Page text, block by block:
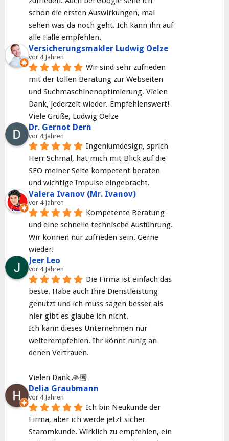
schon die ersten Auswirkungen, mal
sehen was da noch geht. Ich kann ihn auf
alle Fälle empfehlen.
Versicherungsmakler Ludwig Oelze
vor 4 Jahren
Wir sind sehr zufrieden
mit der tollen Beratung zur Webseiten
und Suchmaschinenoptimierung. Vielen
Dank, jederzeit wieder. Empfehlenswert!
Viele Grüße, Ludwig Oelze
Dr. Gernot Dern
vor 4 Jahren
Ingeniumdesign, sprich
Herr Schmal, hat mich mit Blick auf die
SEO meiner Seite kompetent beraten
und wichtige Impulse eingebracht.
Valera Ivanov (Mr. Ivanov)
vor 4 Jahren
Kompetente Beratung
und eine schnelle technische Ausführung.
Wir können nur zufrieden sein. Gerne
wieder!
Jeer Leo
vor 4 Jahren
Die Firma ist einfach das
beste. Habe auch Ihre Dienstleistung
genutzt und ich muss sagen besser als
hier gibt es glaube ich nicht.
Ich kann dieses Unternehmen nur
weiterempfehlen. Ihr könnt ruhig an
denen Vertrauen.
Vielen Dank 🙏🏽
Delia Graubmann
vor 4 Jahren
Ich bin Neukunde der
Firma, aber ich werde jetzt sicher
Stammkunde. Wirklich zu empfehlen, ein